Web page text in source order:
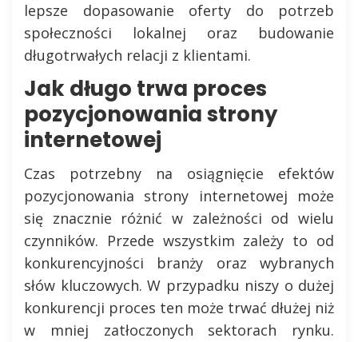
lepsze dopasowanie oferty do potrzeb
społeczności lokalnej oraz budowanie
długotrwałych relacji z klientami.
Jak długo trwa proces
pozycjonowania strony
internetowej
Czas potrzebny na osiągnięcie efektów
pozycjonowania strony internetowej może
się znacznie różnić w zależności od wielu
czynników. Przede wszystkim zależy to od
konkurencyjności branży oraz wybranych
słów kluczowych. W przypadku niszy o dużej
konkurencji proces ten może trwać dłużej niż
w mniej zatłoczonych sektorach rynku.